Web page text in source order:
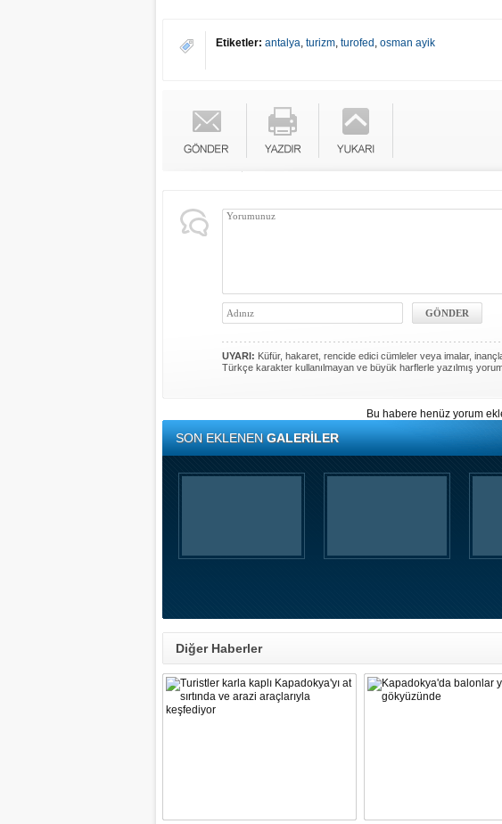
Etiketler: antalya, turizm, turofed , osman ayik
UYARI: Küfür, hakaret, rencide edici cümleler veya imalar,
Türkçe karakter kullanılmayan ve büyük harflerle yazılmış
Bu habere henüz yorum
SON EKLENENGALERİLER
Diğer Haberler